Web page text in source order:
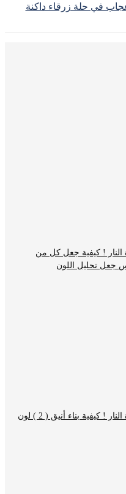
النار ! كيفية جعل كل من
مقاهي تناسب هذا الخريف خارج دائرة النار ! كيفية بناء أنيق ( 2 ) لون